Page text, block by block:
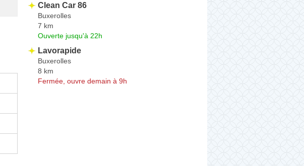
Clean Car 86
Buxerolles
7 km
Ouverte jusqu'à 22h
Lavorapide
Buxerolles
8 km
Fermée, ouvre demain à 9h